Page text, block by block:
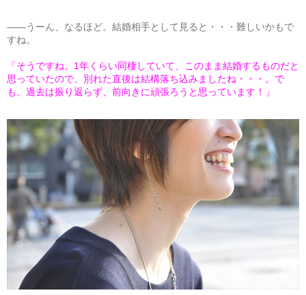
――うーん、なるほど。結婚相手として見ると・・・難しいかもで
すね。
「そうですね。1年くらい同棲していて、このまま結婚するものだと
思っていたので、別れた直後は結構落ち込みましたね・・・。で
も、過去は振り返らず、前向きに頑張ろうと思っています！」